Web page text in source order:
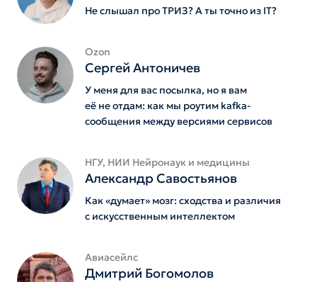
Не слышал про ТРИЗ? А ты точно из IT?
Ozon
Сергей Антоничев
У меня для вас посылка, но я вам
её не отдам: как мы роутим kafka-
сообщения между версиями сервисов
НГУ, НИИ Нейронаук и медицины
Александр Савостьянов
Как «думает» мозг: сходства и различия
с искусственным интеллектом
Авиасейлс
Дмитрий Богомолов